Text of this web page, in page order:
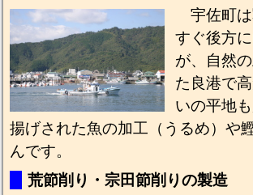
宇佐町
すぐ後方
が、自然
た良港で
いの平地
揚げされた魚の加工（うるめ）や
んです。
荒節削り・宗田節削りの製造